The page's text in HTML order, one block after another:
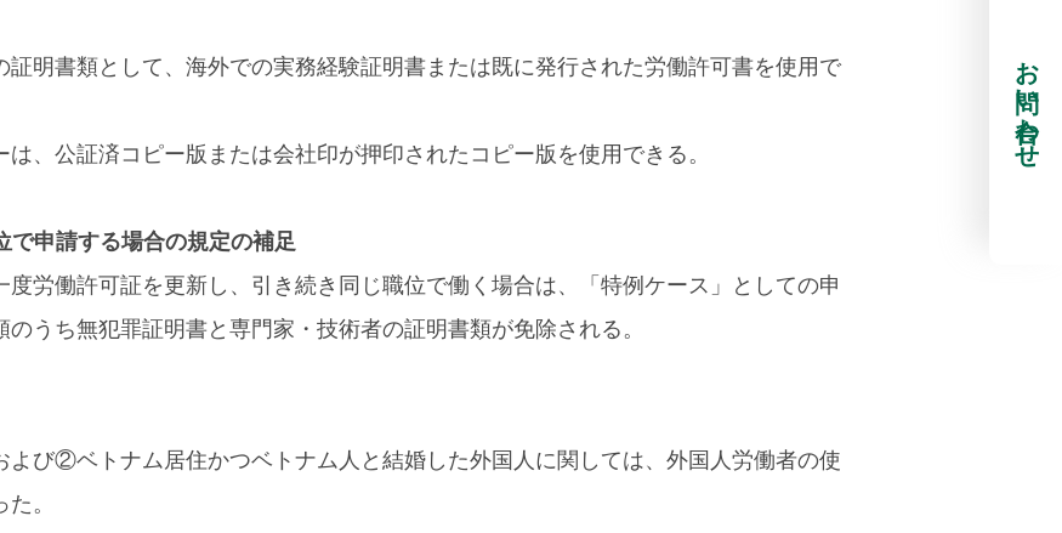
証明書類として、海外での実務経験証明書または既に発行された労働許可書を使用で
、公証済コピー版または会社印が押印されたコピー版を使用できる。
で申請する場合の規定の補足
労働許可証を更新し、引き続き同じ職位で働く場合は、「特例ケース」としての申
うち無犯罪証明書と専門家・技術者の証明書類が免除される。
び②ベトナム居住かつベトナム人と結婚した外国人に関しては、外国人労働者の使
。
お問い合わせ